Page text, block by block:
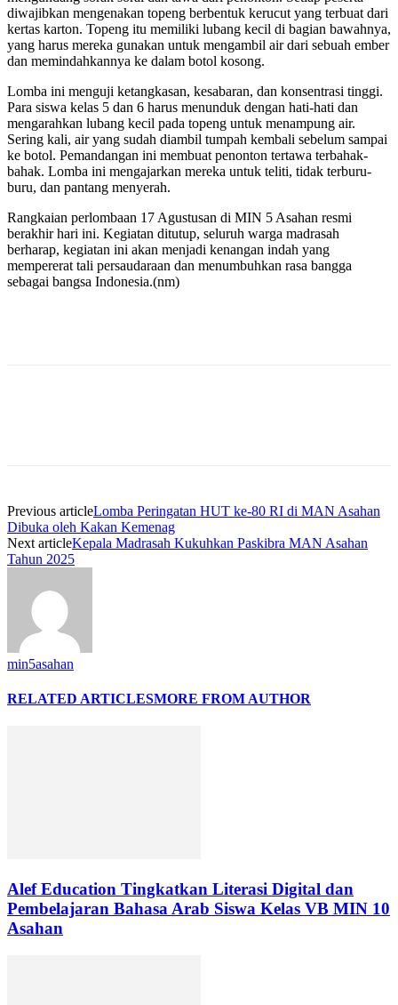
diwajibkan mengenakan topeng berbentuk kerucut yang terbuat dari
kertas karton. Topeng itu memiliki lubang kecil di bagian bawahnya,
yang harus mereka gunakan untuk mengambil air dari sebuah ember
dan memindahkannya ke dalam botol kosong.
Lomba ini menguji ketangkasan, kesabaran, dan konsentrasi tinggi.
Para siswa kelas 5 dan 6 harus menunduk dengan hati-hati dan
mengarahkan lubang kecil pada topeng untuk menampung air.
Sering kali, air yang sudah diambil tumpah kembali sebelum sampai
ke botol. Pemandangan ini membuat penonton tertawa terbahak-
bahak. Lomba ini mengajarkan mereka untuk teliti, tidak terburu-
buru, dan pantang menyerah.
Rangkaian perlombaan 17 Agustusan di MIN 5 Asahan resmi
berakhir hari ini. Kegiatan ditutup, seluruh warga madrasah
berharap, kegiatan ini akan menjadi kenangan indah yang
mempererat tali persaudaraan dan menumbuhkan rasa bangga
sebagai bangsa Indonesia.(nm)
Previous articleLomba Peringatan HUT ke-80 RI di MAN Asahan
Dibuka oleh Kakan Kemenag
Next articleKepala Madrasah Kukuhkan Paskibra MAN Asahan
Tahun 2025
min5asahan
RELATED ARTICLESMORE FROM AUTHOR
Alef Education Tingkatkan Literasi Digital dan
Pembelajaran Bahasa Arab Siswa Kelas VB MIN 10
Asahan